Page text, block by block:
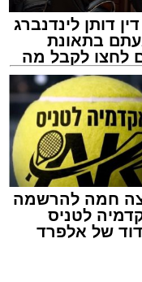
דותן לינדנברג
בתאונת
לחצו לקבל מה
לכם
חמה להרשמה
לטניס
של אלפרד